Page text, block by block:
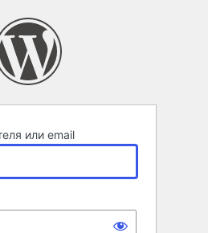
или email